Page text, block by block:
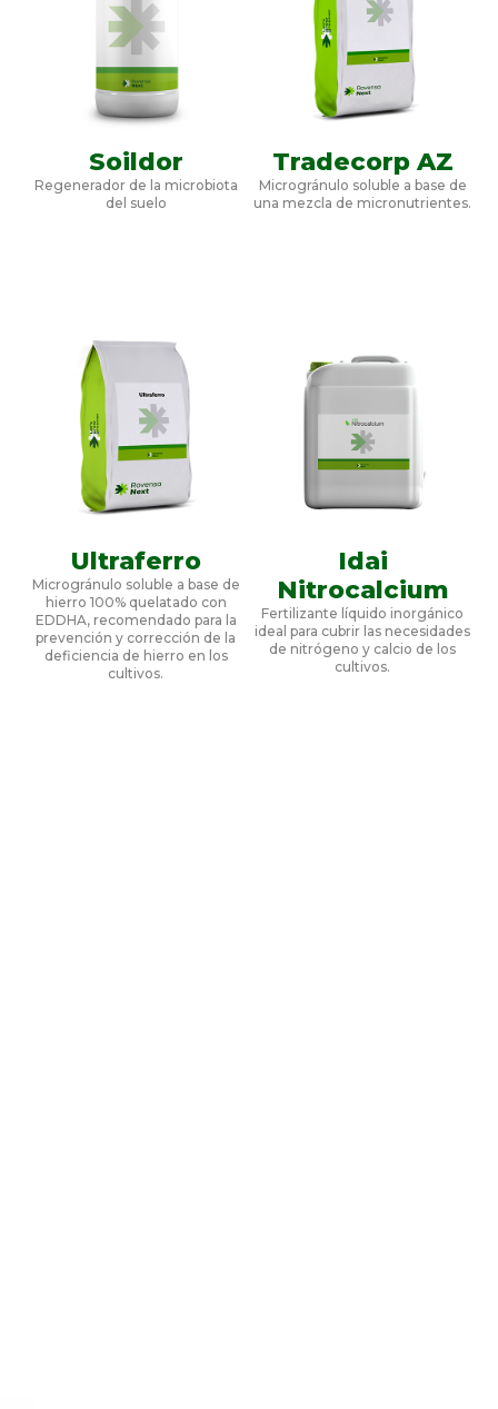
Soildor
Regenerador de la microbiota
del suelo
Tradecorp AZ
Microgránulo soluble a base de
una mezcla de micronutrientes.
Ultraferro
Microgránulo soluble a base de
hierro 100% quelatado con
EDDHA, recomendado para la
prevención y corrección de la
deficiencia de hierro en los
cultivos.
Idai
Nitrocalcium
Fertilizante líquido inorgánico
ideal para cubrir las necesidades
de nitrógeno y calcio de los
cultivos.